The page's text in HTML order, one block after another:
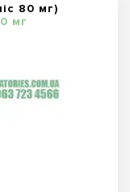
80 мг)
мг